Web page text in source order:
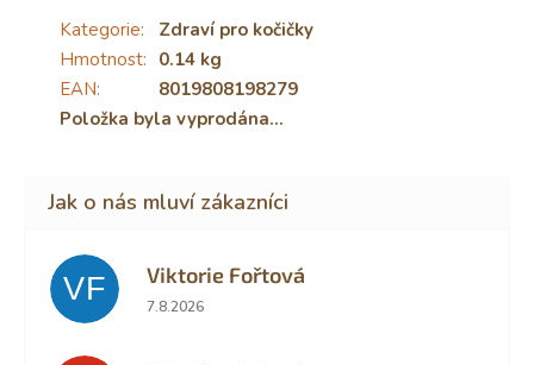
Kategorie:
Zdraví pro kočičky
Hmotnost: 0.14 kg
EAN:
8019808198279
Položka byla vyprodána…
VF Viktorie Fořtová
Hodnocení obchodu je 2 z 5 hvězdiček.
7.8.2026